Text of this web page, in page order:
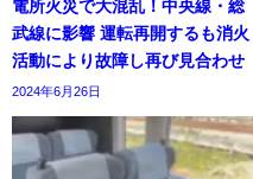
電所火災で大混乱！中央線・総
武線に影響 運転再開するも消火
活動により故障し再び見合わせ
2024年6月26日